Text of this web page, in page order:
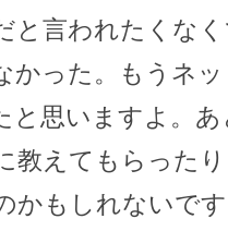
と言われたくな
かった。もうネ
と思いますよ。
教えてもらった
かもしれないで